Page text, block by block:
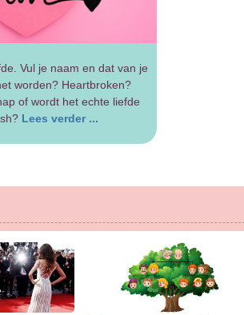
Vul je naam en dat van je
worden? Heartbroken?
of wordt het echte liefde
Lees verder ...